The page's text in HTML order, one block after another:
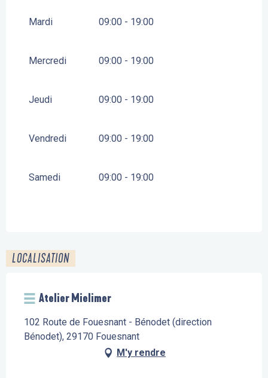
Mardi 09:00 - 19:00
Mercredi 09:00 - 19:00
Jeudi 09:00 - 19:00
Vendredi 09:00 - 19:00
Samedi 09:00 - 19:00
LOCALISATION
Atelier Mielimer
102 Route de Fouesnant - Bénodet (direction
Bénodet), 29170 Fouesnant
M'y rendre